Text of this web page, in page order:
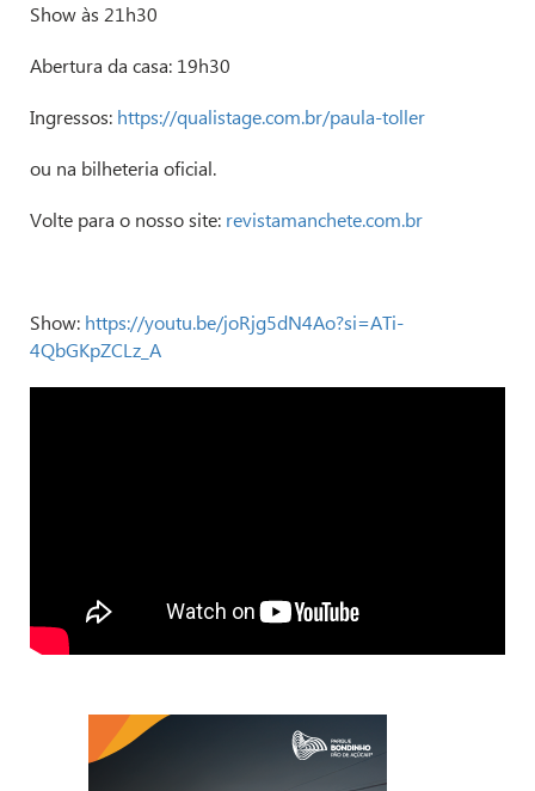
Show às 21h30
Abertura da casa: 19h30
Ingressos: https://qualistage.com.br/paula-toller
ou na bilheteria oficial.
Volte para o nosso site: revistamanchete.com.br
Show: https://youtu.be/joRjg5dN4Ao?si=ATi-
4QbGKpZCLz_A